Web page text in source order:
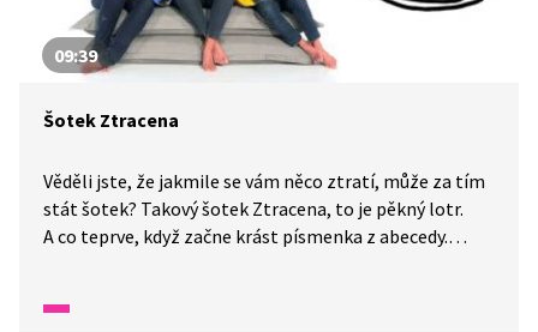
09:39
Šotek Ztracena
Věděli jste, že jakmile se vám něco ztratí, může za tím
stát šotek? Takový šotek Ztracena, to je pěkný lotr.
A co teprve, když začne krást písmenka z abecedy.
učitelka a její odvážná třída. No, a nakonec najdou